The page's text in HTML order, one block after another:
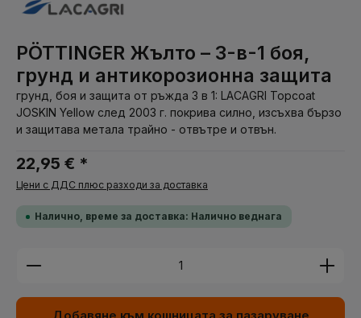
PÖTTINGER Жълто – 3-в-1 боя,
грунд и антикорозионна защита
грунд, боя и защита от ръжда 3 в 1: LACAGRI Topcoat
JOSKIN Yellow след 2003 г. покрива силно, изсъхва бързо
и защитава метала трайно - отвътре и отвън.
22,95 € *
Цени с ДДС плюс разходи за доставка
Налично, време за доставка: Налично веднага
Количество на продукта: Въведете желаната